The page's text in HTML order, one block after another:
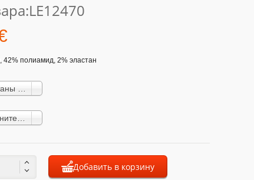
LE12470
42% полиамид, 2% эластан
Добавить в корзину